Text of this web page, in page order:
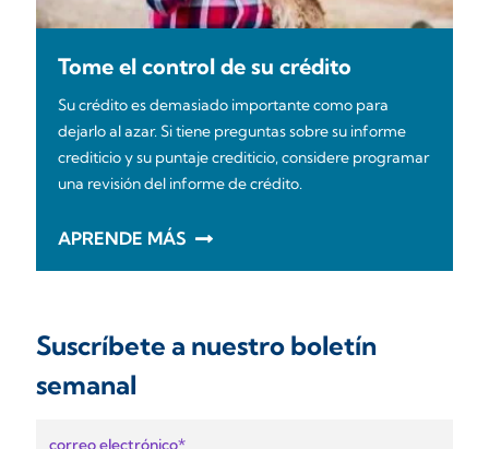
Tome el control de su crédito
Su crédito es demasiado importante como para
dejarlo al azar. Si tiene preguntas sobre su informe
crediticio y su puntaje crediticio, considere programar
una revisión del informe de crédito.
APRENDE MÁS
Suscríbete a nuestro boletín
semanal